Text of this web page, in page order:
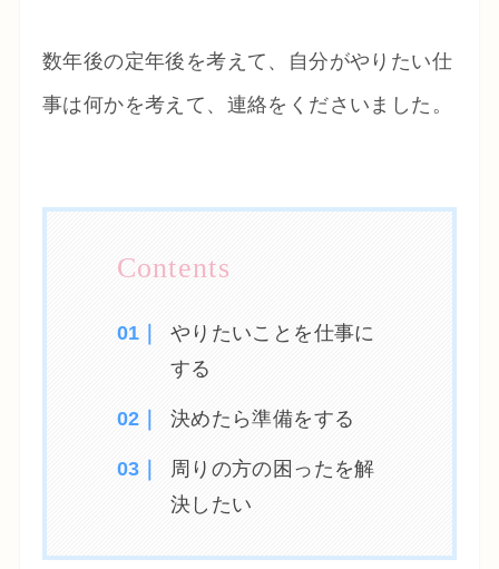
数年後の定年後を考えて、自分がやりたい仕
事は何かを考えて、連絡をくださいました。
やりたいことを仕事に
する
決めたら準備をする
周りの方の困ったを解
決したい